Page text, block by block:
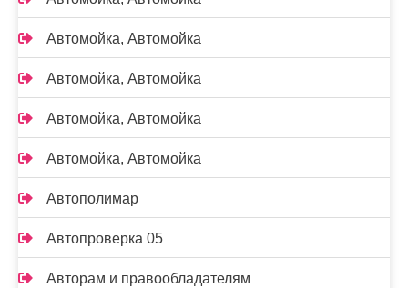
Автомойка, Автомойка
Автомойка, Автомойка
Автомойка, Автомойка
Автомойка, Автомойка
Автополимар
Автопроверка 05
Авторам и правообладателям